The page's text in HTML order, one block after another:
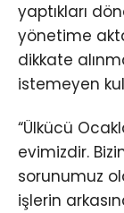
yaptıkları
yönetime
dikkate
istemeyen
“Ülkücü
evimizdir.
sorunumuz
işlerin